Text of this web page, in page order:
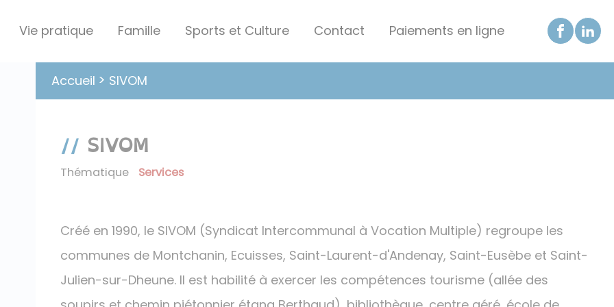
Vie pratique Famille Sports et Culture Contact Paiements en ligne
Accueil SIVOM
SIVOM
Thématique Services
Créé en 1990, le SIVOM (Syndicat Intercommunal à Vocation Multiple) regroupe les
communes de Montchanin, Ecuisses, Saint-Laurent-d'Andenay, Saint-Eusèbe et Saint-
Julien-sur-Dheune. Il est habilité à exercer les compétences tourisme (allée des